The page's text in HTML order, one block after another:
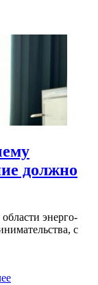
должно
энерго-
с